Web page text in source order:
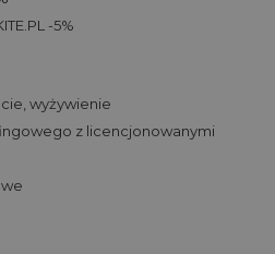
-5%
wyżywienie
z licencjonowanymi